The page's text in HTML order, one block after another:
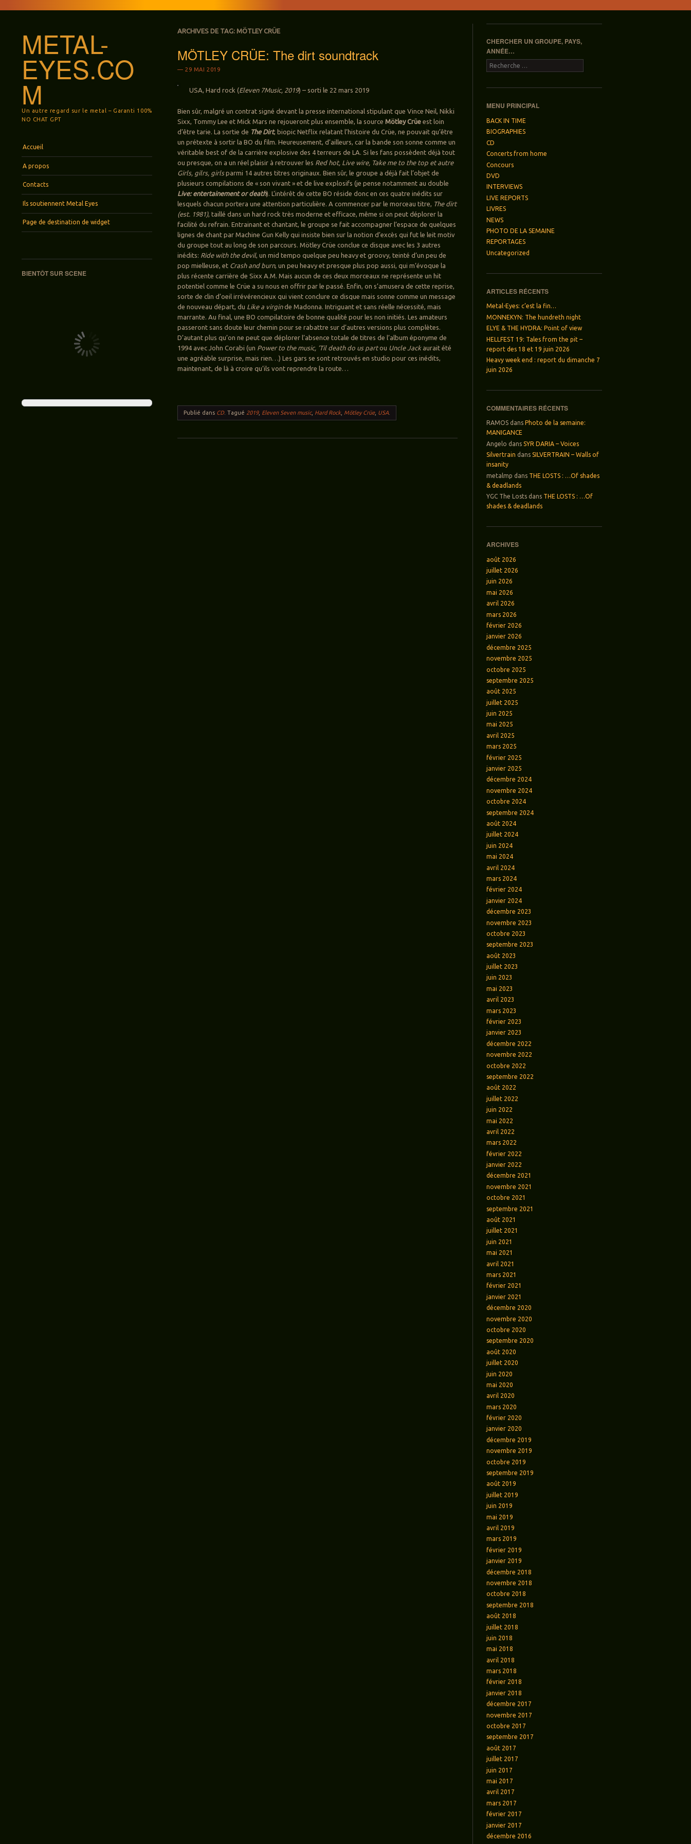
METAL-
EYES.CO
M
Un autre regard sur le metal – Garanti 100%
NO CHAT GPT
Aller au contenu principal
Accueil
A propos
Contacts
Ils soutiennent Metal Eyes
Page de destination de widget
BIENTÔT SUR SCENE
ARCHIVES DE TAG:MÖTLEY CRÜE
MÖTLEY CRÜE: The dirt soundtrack
29 MAI 2019
USA, Hard rock (Eleven 7Music, 2019) – sorti le 22 mars 2019
Bien sûr, malgré un contrat signé devant la presse international stipulant que Vince Neil, Nikki
Sixx, Tommy Lee et Mick Mars ne rejoueront plus ensemble, la sourceMötley Crüe est loin
d’être tarie. La sortie de The Dirt, biopic Netflix relatant l’histoire du Crüe, ne pouvait qu’être
un prétexte à sortir la BO du film. Heureusement, d’ailleurs, car la bande son sonne comme un
véritable best of de la carrière explosive des 4 terreurs de LA. Si les fans possèdent déjà tout
ou presque, on a un réel plaisir à retrouver les Red hot, Live wire, Take me to the top et autre
Girls, gilrs, girlsparmi 14 autres titres originaux. Bien sûr, le groupe a déjà fait l’objet de
plusieurs compilations de « son vivant » et de live explosifs (je pense notamment au double
Live: entertainement or death). L’intérêt de cette BO réside donc en ces quatre inédits sur
lesquels chacun portera une attention particulière. A commencer par le morceau titre, The dirt
(est. 1981), taillé dans un hard rock très moderne et efficace, même si on peut déplorer la
facilité du refrain. Entrainant et chantant, le groupe se fait accompagner l’espace de quelques
lignes de chant par Machine Gun Kelly qui insiste bien sur la notion d’excès qui fut le leit motiv
du groupe tout au long de son parcours. Mötley Crüe conclue ce disque avec les 3 autres
inédits: Ride with the devil, un mid tempo quelque peu heavy et groovy, teinté d’un peu de
pop mielleuse, et Crash and burn, un peu heavy et presque plus pop aussi, qui m’évoque la
plus récente carrière de Sixx A.M. Mais aucun de ces deux morceaux ne représente un hit
potentiel comme le Crüe a su nous en offrir par le passé. Enfin, on s’amusera de cette reprise,
sorte de clin d’oeil irrévérencieux qui vient conclure ce disque mais sonne comme un message
de nouveau départ, du Like a virginde Madonna. Intriguant et sans réelle nécessité, mais
marrante. Au final, une BO compilatoire de bonne qualité pour les non initiés. Les amateurs
passeront sans doute leur chemin pour se rabattre sur d’autres versions plus complètes.
D’autant plus qu’on ne peut que déplorer l’absence totale de titres de l’album éponyme de
1994 avec John Corabi (un Power to the music, ‘Til death do us partou Uncle Jackaurait été
une agréable surprise, mais rien…) Les gars se sont retrouvés en studio pour ces inédits,
maintenant, de là à croire qu’ils vont reprendre la route…
Publié dans CD.Tagué 2019, Eleven Seven music, Hard Rock, Mötley Crüe, USA
CHERCHER UN GROUPE, PAYS,
ANNÉE…
Recherche
MENU PRINCIPAL
BACK IN TIME
BIOGRAPHIES
CD
Concerts from home
Concours
DVD
INTERVIEWS
LIVE REPORTS
LIVRES
NEWS
PHOTO DE LA SEMAINE
REPORTAGES
Uncategorized
ARTICLES RÉCENTS
Metal-Eyes: c’est la fin…
MONNEKYN: The hundreth night
ELYE & THE HYDRA: Point of view
HELLFEST 19: Tales from the pit –
report des 18 et 19 juin 2026
Heavy week end : report du dimanche 7
juin 2026
COMMENTAIRES RÉCENTS
RAMOS dans Photo de la semaine:
MANIGANCE
Angelo dansSYR DARIA – Voices
Silvertrain dansSILVERTRAIN – Walls of
insanity
metalmp dans THE LOSTS : …Of shades
& deadlands
YGC The Losts dans THE LOSTS : …Of
shades & deadlands
ARCHIVES
août 2026
juillet 2026
juin 2026
mai 2026
avril 2026
mars 2026
février 2026
janvier 2026
décembre 2025
novembre 2025
octobre 2025
septembre 2025
août 2025
juillet 2025
juin 2025
mai 2025
avril 2025
mars 2025
février 2025
janvier 2025
décembre 2024
novembre 2024
octobre 2024
septembre 2024
août 2024
juillet 2024
juin 2024
mai 2024
avril 2024
mars 2024
février 2024
janvier 2024
décembre 2023
novembre 2023
octobre 2023
septembre 2023
août 2023
juillet 2023
juin 2023
mai 2023
avril 2023
mars 2023
février 2023
janvier 2023
décembre 2022
novembre 2022
octobre 2022
septembre 2022
août 2022
juillet 2022
juin 2022
mai 2022
avril 2022
mars 2022
février 2022
janvier 2022
décembre 2021
novembre 2021
octobre 2021
septembre 2021
août 2021
juillet 2021
juin 2021
mai 2021
avril 2021
mars 2021
février 2021
janvier 2021
décembre 2020
novembre 2020
octobre 2020
septembre 2020
août 2020
juillet 2020
juin 2020
mai 2020
avril 2020
mars 2020
février 2020
janvier 2020
décembre 2019
novembre 2019
octobre 2019
septembre 2019
août 2019
juillet 2019
juin 2019
mai 2019
avril 2019
mars 2019
février 2019
janvier 2019
décembre 2018
novembre 2018
octobre 2018
septembre 2018
août 2018
juillet 2018
juin 2018
mai 2018
avril 2018
mars 2018
février 2018
janvier 2018
décembre 2017
novembre 2017
octobre 2017
septembre 2017
août 2017
juillet 2017
juin 2017
mai 2017
avril 2017
mars 2017
février 2017
janvier 2017
décembre 2016